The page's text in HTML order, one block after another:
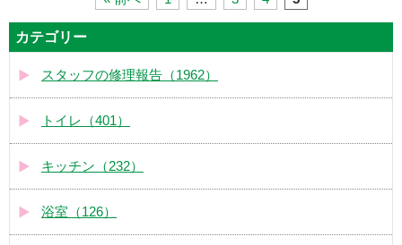
カテゴリー
スタッフの修理報告（1962）
トイレ（401）
キッチン（232）
浴室（126）